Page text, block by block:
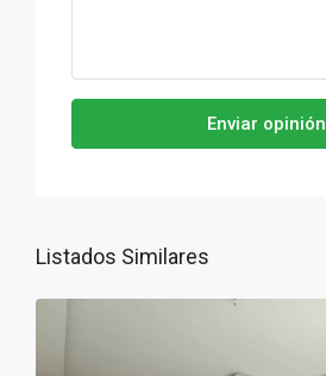
Enviar opinión
Listados Similares